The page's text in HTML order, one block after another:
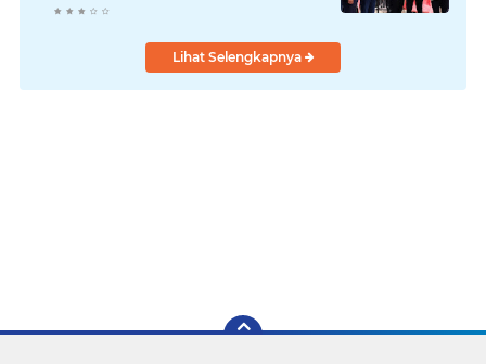
Lihat Selengkapnya